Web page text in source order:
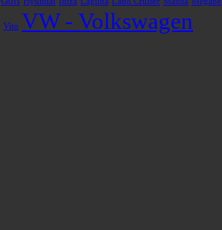
Vito VW - Volkswagen